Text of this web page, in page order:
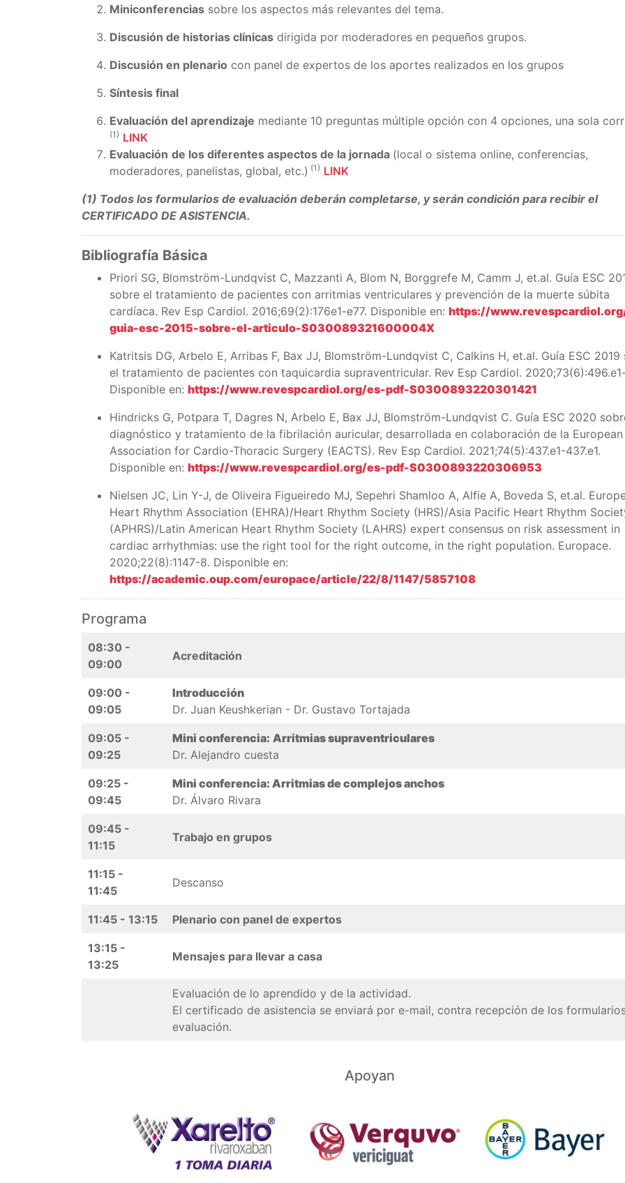
Miniconferencias sobre los aspectos más relevantes del tema.
Discusión de historias clínicas dirigida por moderadores en pequeños grupos.
Discusión en plenario con panel de expertos de los aportes realizados en los grupos
Síntesis final
Evaluación del aprendizaje mediante 10 preguntas múltiple opción con 4 opciones, una sola
(1) LINK
Evaluación de los diferentes aspectos de la jornada (local o sistema online, conferencias,
moderadores, panelistas, global, etc.) (1) LINK
(1) Todos los formularios de evaluación deberán completarse, y serán condición para recibir el
CERTIFICADO DE ASISTENCIA.
Bibliografía Básica
Priori SG, Blomström-Lundqvist C, Mazzanti A, Blom N, Borggrefe M, Camm J, et.al. Guía ESC
sobre el tratamiento de pacientes con arritmias ventriculares y prevención de la muerte súbita
cardíaca. Rev Esp Cardiol. 2016;69(2):176e1-e77. Disponible en: https://
guia-esc-2015-sobre-el-articulo-S030089321600004X
Katritsis DG, Arbelo E, Arribas F, Bax JJ, Blomström-Lundqvist C, Calkins H, et.al. Guía ESC 2019
el tratamiento de pacientes con taquicardia supraventricular. Rev Esp Cardiol.
Disponible en: https://www.revespcardiol.org/es-pdf-S0300893220301421
Hindricks G, Potpara T, Dagres N, Arbelo E, Bax JJ, Blomström-Lundqvist C. Guía ESC 2020
diagnóstico y tratamiento de la fibrilación auricular, desarrollada en colaboración de la European
Association for Cardio-Thoracic Surgery (EACTS). Rev Esp Cardiol. 2021;74(5):437.e1-437.e1.
Disponible en: https://www.revespcardiol.org/es-pdf-S0300893220306953
Nielsen JC, Lin Y-J, de Oliveira Figueiredo MJ, Sepehri Shamloo A, Alfie A, Boveda S, et.al.
Heart Rhythm Association (EHRA)/Heart Rhythm Society (HRS)/Asia Pacific Heart Rhythm
(APHRS)/Latin American Heart Rhythm Society (LAHRS) expert consensus on risk assessment in
cardiac arrhythmias: use the right tool for the right outcome, in the right population. Europace.
2020;22(8):1147-8. Disponible en:
https://academic.oup.com/europace/article/22/8/1147/5857108
Programa
08:30 -
09:00
Acreditación
09:00 -
09:05
Introducción
Dr. Juan Keushkerian - Dr. Gustavo Tortajada
09:05 -
09:25
Mini conferencia: Arritmias supraventriculares
Dr. Alejandro cuesta
09:25 -
09:45
Mini conferencia: Arritmias de complejos anchos
Dr. Álvaro Rivara
09:45 -
11:15
Trabajo en grupos
11:15 -
11:45
Descanso
11:45 - 13:15 Plenario con panel de expertos
13:15 -
13:25
Mensajes para llevar a casa
Evaluación de lo aprendido y de la actividad.
El certificado de asistencia se enviará por e-mail, contra recepción de los
evaluación.
Apoyan